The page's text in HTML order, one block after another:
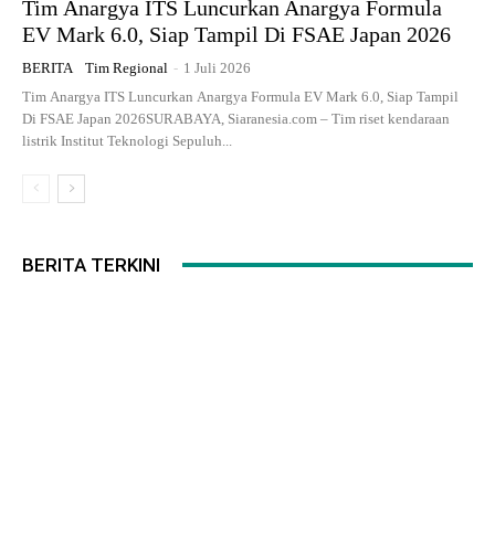
Tim Anargya ITS Luncurkan Anargya Formula
EV Mark 6.0, Siap Tampil Di FSAE Japan 2026
BERITA Tim Regional - 1 Juli 2026
Tim Anargya ITS Luncurkan Anargya Formula EV Mark 6.0, Siap Tampil
Di FSAE Japan 2026SURABAYA, Siaranesia.com – Tim riset kendaraan
listrik Institut Teknologi Sepuluh...
BERITA TERKINI